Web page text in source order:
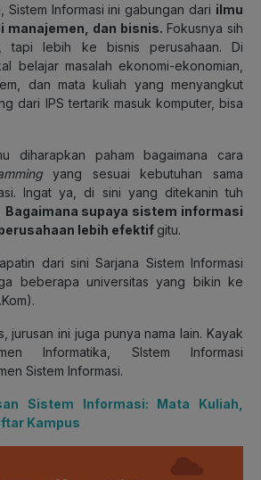
Sistem Informasi ini gabungan dari ilmu
manajemen, dan bisnis. Fokusnya sih
, tapi lebih ke bisnis perusahaan. Di
belajar masalah ekonomi-ekonomian,
dan mata kuliah yang menyangkut
dari IPS tertarik masuk komputer, bisa
diharapkan paham bagaimana cara
yang sesuai kebutuhan sama
Ingat ya, di sini yang ditekanin tuh
Bagaimana supaya sistem informasi
lebih efektif gitu.
dari sini Sarjana Sistem Informasi
beberapa universitas yang bikin ke
jurusan ini juga punya nama lain. Kayak
Informatika, SIstem Informasi
Sistem Informasi.
Sistem Informasi: Mata Kuliah,
Kampus